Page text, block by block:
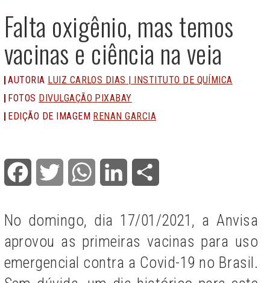
Falta oxigênio, mas temos
vacinas e ciência na veia
AUTORIA LUIZ CARLOS DIAS | INSTITUTO DE QUÍMICA
FOTOS DIVULGAÇÃO PIXABAY
EDIÇÃO DE IMAGEM RENAN GARCIA
Facebook Twitter WhatsApp LinkedIn
No domingo, dia 17/01/2021, a Anvisa
aprovou as primeiras vacinas para uso
emergencial contra a Covid-19 no Brasil.